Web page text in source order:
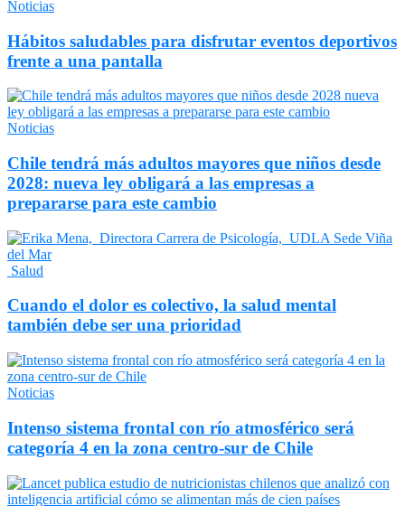
Noticias
Hábitos saludables para disfrutar eventos deportivos
frente a una pantalla
Noticias
Chile tendrá más adultos mayores que niños desde
2028: nueva ley obligará a las empresas a
prepararse para este cambio
Salud
Cuando el dolor es colectivo, la salud mental
también debe ser una prioridad
Noticias
Intenso sistema frontal con río atmosférico será
categoría 4 en la zona centro-sur de Chile